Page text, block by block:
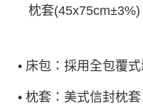
枕套(45x75cm±3%)
• 床包：採用全包覆
• 枕套：美式信封枕套